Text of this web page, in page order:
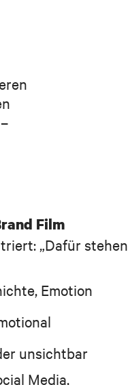
Film
„Dafür stehen
Emotion
unsichtbar
Media,